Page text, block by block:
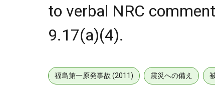
to verbal NRC
9.17(a)(4).
福島第一原発事故 (2011) 震災への備え